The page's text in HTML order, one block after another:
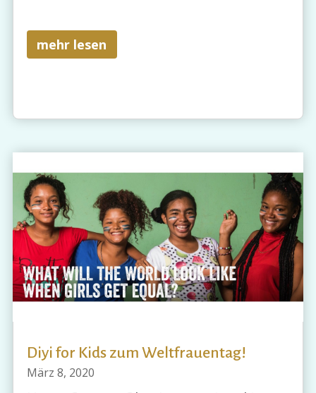
mehr lesen
Diyi for Kids zum Weltfrauentag!
März 8, 2020